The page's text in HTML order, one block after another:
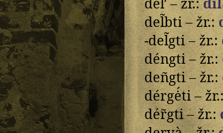
del̃bti – žr.:
-del̃gti – žr.:
déngti – žr.:
deñgti – žr.:
dérgė́ti –
dér̃gti – žr.: